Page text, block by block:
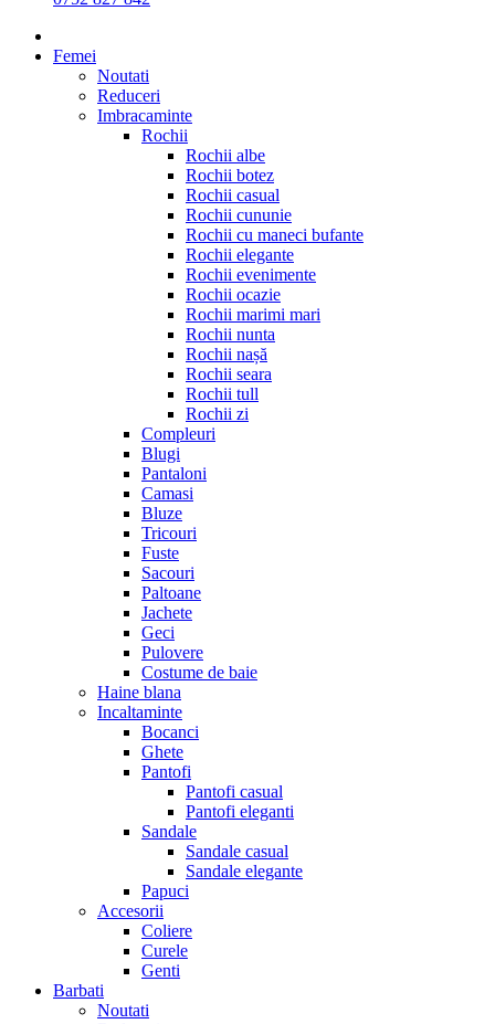
Femei
Noutati
Reduceri
Imbracaminte
Rochii
Rochii albe
Rochii botez
Rochii casual
Rochii cununie
Rochii cu maneci bufante
Rochii elegante
Rochii evenimente
Rochii ocazie
Rochii marimi mari
Rochii nunta
Rochii nașă
Rochii seara
Rochii tull
Rochii zi
Compleuri
Blugi
Pantaloni
Camasi
Bluze
Tricouri
Fuste
Sacouri
Paltoane
Jachete
Geci
Pulovere
Costume de baie
Haine blana
Incaltaminte
Bocanci
Ghete
Pantofi
Pantofi casual
Pantofi eleganti
Sandale
Sandale casual
Sandale elegante
Papuci
Accesorii
Coliere
Curele
Genti
Barbati
Noutati